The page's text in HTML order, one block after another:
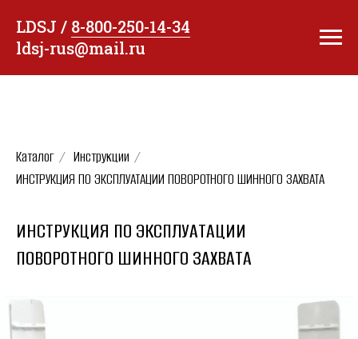
LDSJ / 8-800-250-14-34
ldsj-rus@mail.ru
Каталог / Инструкции /
ИНСТРУКЦИЯ ПО ЭКСПЛУАТАЦИИ ПОВОРОТНОГО ШИННОГО ЗАХВАТА
ИНСТРУКЦИЯ ПО ЭКСПЛУАТАЦИИ
ПОВОРОТНОГО ШИННОГО ЗАХВАТА